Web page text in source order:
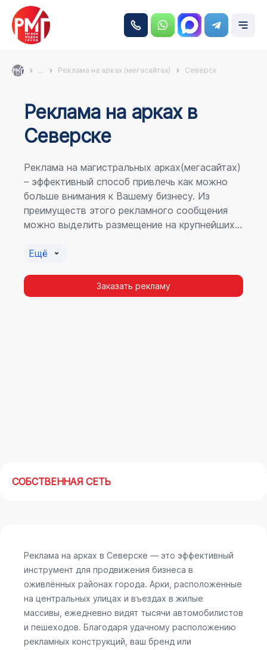
... Реклама на арках (мегасайтах) Северск
Реклама на аркаx в
Северске
Реклама на магистральных арках(мегасайтах)
– эффективный способ привлечь как можно
больше внимания к Вашему бизнесу. Из
преимуществ этого рекламного сообщения
можно выделить размещение на крупнейших
пешеходному потоку расположение в прямой
повторных контактов.
Ещё
Заказать рекламу
СОБСТВЕННАЯ СЕТЬ
Реклама на арках в Северске — это эффективный
инструмент для продвижения бизнеса в
оживлённых районах города. Арки, расположенные
на центральных улицах и въездах в жилые
массивы, ежедневно видят тысячи автомобилистов
и пешеходов. Благодаря удачному расположению
рекламных конструкций, ваш бренд или